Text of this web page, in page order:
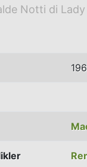
Notti di